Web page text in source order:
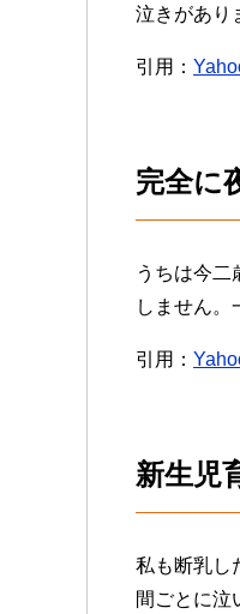
泣きがあり
引用：
完全に
うちは今二
しません。
引用：
新生児
私も断乳し
間ごとに泣